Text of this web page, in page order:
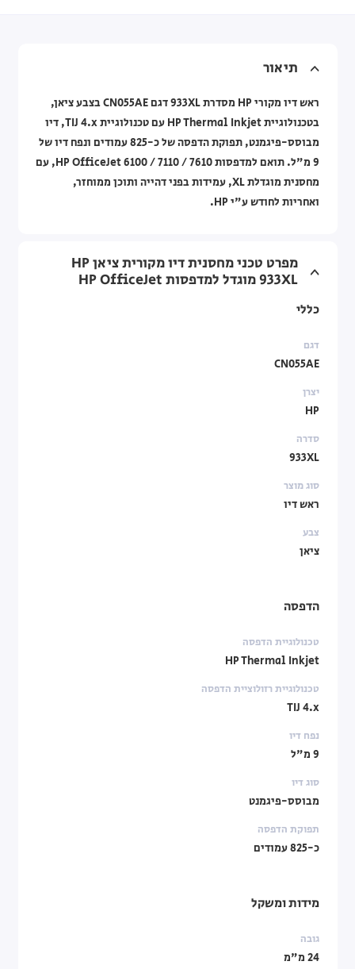
תיאור
ראש דיו מקורי HP מסדרת 933XL דגם CN055AE בצבע ציאן,
בטכנולוגיית HP Thermal Inkjet עם טכנולוגיית TIJ 4.x, דיו
מבוסס-פיגמנט, תפוקת הדפסה של כ-825 עמודים ונפח דיו של
9 מ"ל. תואם למדפסות HP OfficeJet 6100 / 7110 / 7610, עם
מחסנית מוגדלת XL, עמידות בפני דהייה ותוכן ממוחזר,
ואחריות לחודש ע"י HP.
מפרט טכני מחסנית דיו מקורית ציאן HP
933XL מוגדל למדפסות HP OfficeJet
כללי
דגם
CN055AE
יצרן
HP
סדרה
933XL
סוג מוצר
ראש דיו
צבע
ציאן
הדפסה
טכנולוגיית הדפסה
HP Thermal Inkjet
טכנולוגיית רזולוציית הדפסה
TIJ 4.x
נפח דיו
9 מ"ל
סוג דיו
מבוסס-פיגמנט
תפוקת הדפסה
כ-825 עמודים
מידות ומשקל
גובה
24 מ"מ